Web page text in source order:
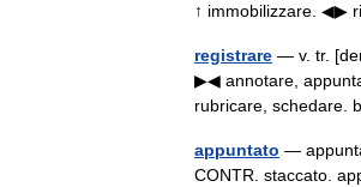
↑ immobilizzare.
registrare — v. tr.
▶◀ annotare,
rubricare,
appuntato —
CONTR. staccato.